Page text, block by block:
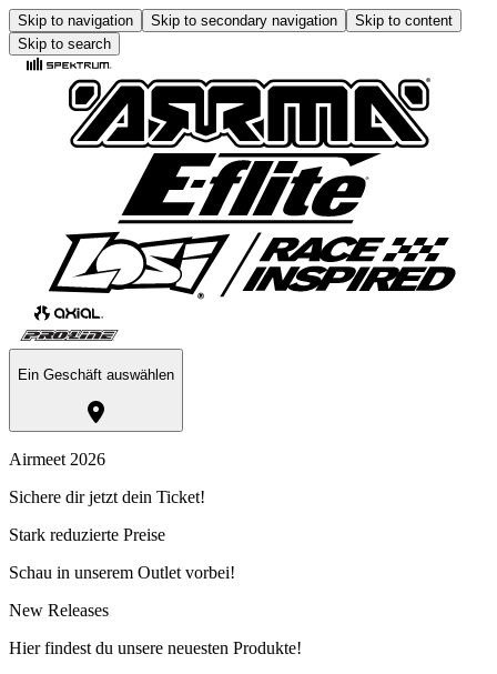
Skip to navigation Skip to secondary navigation
Skip to content
Skip to search
Ein Geschäft auswählen
Airmeet 2026
Sichere dir jetzt dein Ticket!
Stark reduzierte Preise
Schau in unserem Outlet vorbei!
New Releases
Hier findest du unsere neuesten Produkte!